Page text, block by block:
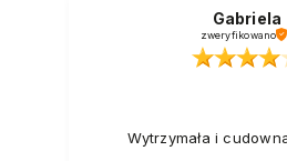
Gabriela
zweryfikowano
Wytrzymała i